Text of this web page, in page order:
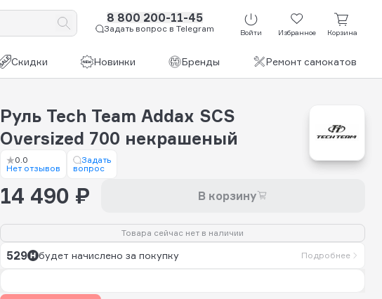
8 800 200-11-45
Задать вопрос в Telegram Войти Избранное Корзина
Скидки Новинки Бренды Ремонт самокатов
Руль Tech Team Addax SCS
Oversized 700 некрашеный
0.0
Нет отзывов
Задать
вопрос
14 490 ₽ В корзину
Товара сейчас нет в наличии
529 будет начислено за покупку Подробнее